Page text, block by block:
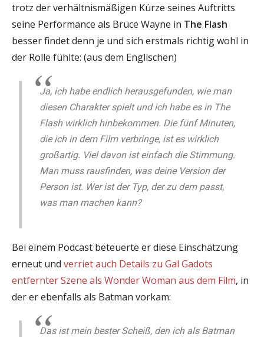
trotz der verhältnismäßigen Kürze seines Auftritts
seine Performance als Bruce Wayne in The Flash
besser findet denn je und sich erstmals richtig wohl in
der Rolle fühlte: (aus dem Englischen)
Ja, ich habe endlich herausgefunden, wie man
diesen Charakter spielt und ich habe es in The
Flash wirklich hinbekommen. Die fünf Minuten,
die ich in dem Film verbringe, ist es wirklich
großartig. Viel davon ist einfach die Stimmung.
Man muss rausfinden, was deine Version der
Person ist. Wer ist der Typ, der zu dem passt,
was man machen kann?
Bei einem Podcast beteuerte er diese Einschätzung
erneut und verriet auch Details zu Gal Gadots
entfernter Szene als Wonder Woman aus dem Film, in
der er ebenfalls als Batman vorkam:
Das ist mein bester Scheiß, den ich als Batman